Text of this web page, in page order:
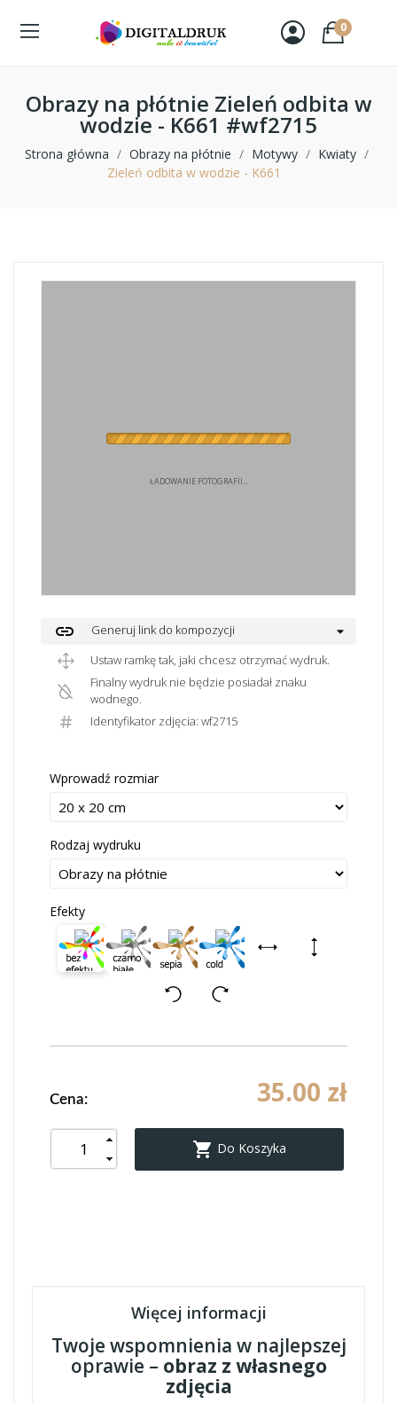
0
Obrazy na płótnie Zieleń odbita w
wodzie - K661 #wf2715
Strona główna Obrazy na płótnie Motywy
Kwiaty
Zieleń odbita w wodzie - K661
ŁADOWANIE FOTOGRAFII...
link
Generuj link do kompozycji
Ustaw ramkę tak, jaki chcesz otrzymać wydruk.
Finalny wydruk nie będzie posiadał znaku
wodnego.
Identyfikator zdjęcia: wf2715
Wprowadź rozmiar
Rodzaj wydruku
Efekty
Cena: 35.00 zł
 Do Koszyka
Więcej informacji
Twoje wspomnienia w najlepszej
oprawie – obraz z własnego
zdjęcia